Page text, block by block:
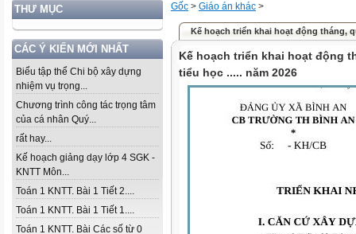
THƯ MỤC
CÁC Ý KIẾN MỚI NHẤT
Biểu tập thể Chi bộ xây dựng
nhiệm vụ trọng...
Chương trình công tác trọng tâm
của cá nhân Quý...
rất hay...
Kế hoạch giảng dạy lớp 4 SGK -
KNTT Môn...
Toán 1 KNTT. Bài 1 Tiết 2....
Toán 1 KNTT. Bài 1 Tiết 1....
Toán 1 KNTT. Bài Các số từ 0
Gốc > Giáo án khác >
Kế hoạch triển khai hoạt động tháng,
Kế hoạch triển khai hoạt động
tiểu học ..... năm 2026